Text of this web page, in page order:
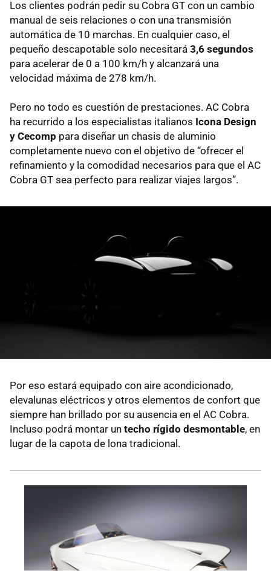
Los clientes podrán pedir su Cobra GT con un cambio
manual de seis relaciones o con una transmisión
automática de 10 marchas. En cualquier caso, el
pequeño descapotable solo necesitará 3,6 segundos
para acelerar de 0 a 100 km/h y alcanzará una
velocidad máxima de 278 km/h.
Pero no todo es cuestión de prestaciones. AC Cobra
ha recurrido a los especialistas italianos Icona Design
y Cecomp para diseñar un chasis de aluminio
completamente nuevo con el objetivo de “ofrecer el
refinamiento y la comodidad necesarios para que el AC
Cobra GT sea perfecto para realizar viajes largos”.
Por eso estará equipado con aire acondicionado,
elevalunas eléctricos y otros elementos de confort que
siempre han brillado por su ausencia en el AC Cobra.
Incluso podrá montar un techo rígido desmontable, en
lugar de la capota de lona tradicional.